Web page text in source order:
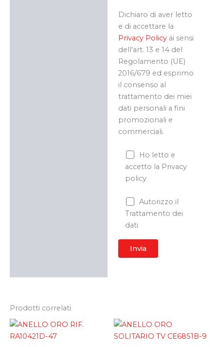
Dichiaro di aver letto
e di accettare la
Privacy Policyai sensi
dell'art. 13 e 14 del
Regolamento (UE)
2016/679 ed esprimo
il consenso al
trattamento dei miei
dati personali a fini
promozionali e
commerciali.
Ho letto e
accetto la Privacy
policy
Autorizzo il
Trattamento dei
dati
Prodotti correlati